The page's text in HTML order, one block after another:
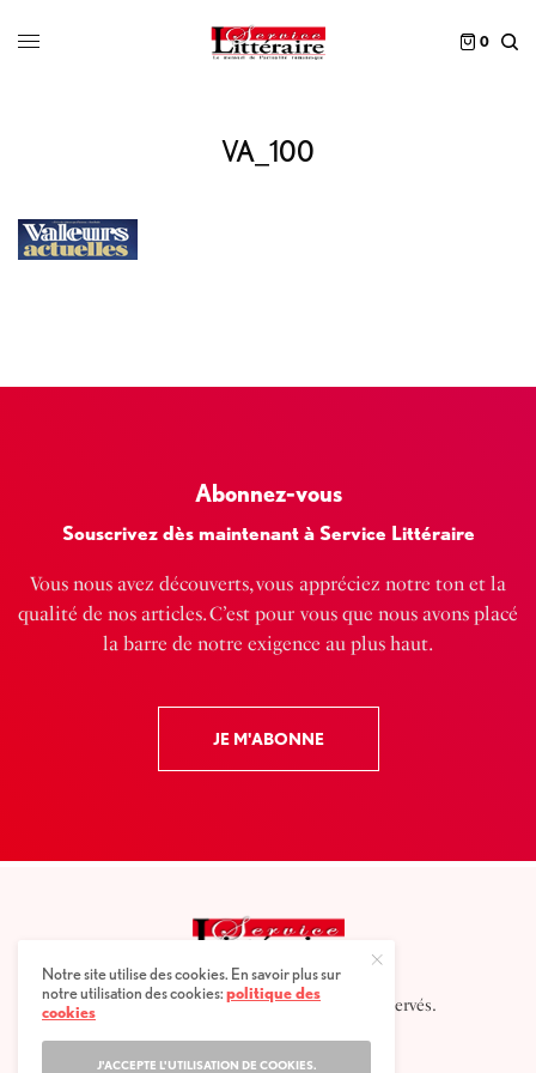
0
VA_100
Abonnez-vous
Souscrivez dès maintenant à Service Littéraire
Vous nous avez découverts, vous appréciez notre ton et la
qualité de nos articles. C’est pour vous que nous avons placé
la barre de notre exigence au plus haut.
JE M'ABONNE
2025 © Service littéraire, tous droits réservés.
Notre site utilise des cookies. En savoir plus sur
notre utilisation des cookies:politique des
cookies
J'ACCEPTE L'UTILISATION DE COOKIES.